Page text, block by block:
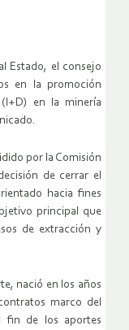
Estado, el consejo
en la promoción
en la minería
por la Comisión
de cerrar el
hacia fines
principal que
de extracción y
nació en los años
marco del
fin de los aportes